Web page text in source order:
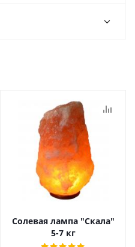
Солевая лампа "Скала"
5-7 кг